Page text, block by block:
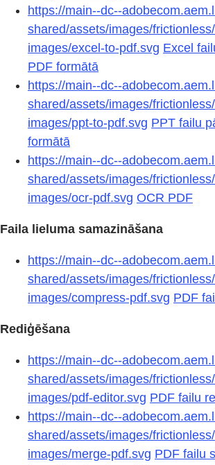
https://main--dc--
shared/assets/images/
images/excel-to-pdf.svg Excel
PDF formātā
https://main--dc--
shared/assets/images/
images/ppt-to-pdf.svg PPT failu
formātā
https://main--dc--
shared/assets/images/
images/ocr-pdf.svg OCR PDF
Faila lieluma samazināšana
https://main--dc--
shared/assets/images/
images/compress-pdf.svg PDF
Rediģēšana
https://main--dc--
shared/assets/images/
images/pdf-editor.svg PDF failu
https://main--dc--
shared/assets/images/
images/merge-pdf.svg PDF failu